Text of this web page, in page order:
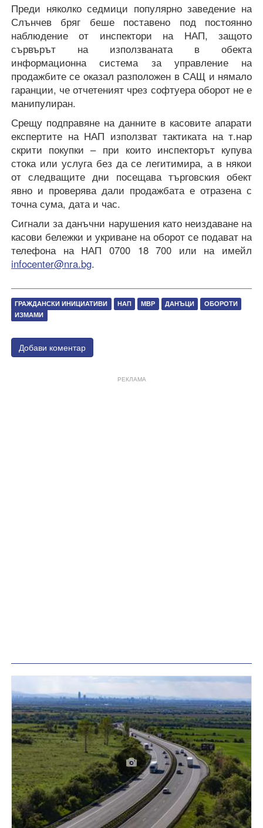
Преди няколко седмици популярно заведение на
Слънчев бряг беше поставено под постоянно
наблюдение от инспектори на НАП, защото
сървърът на използваната в обекта
информационна система за управление на
продажбите се оказал разположен в САЩ и нямало
гаранции, че отчетеният чрез софтуера оборот не е
манипулиран.
Срещу подправяне на данните в касовите апарати
експертите на НАП използват тактиката на т.нар
скрити покупки – при които инспекторът купува
стока или услуга без да се легитимира, а в някои
от следващите дни посещава търговския обект
явно и проверява дали продажбата е отразена с
точна сума, дата и час.
Сигнали за данъчни нарушения като неиздаване на
касови бележки и укриване на оборот се подават на
телефона на НАП 0700 18 700 или на имейл
infocenter@nra.bg.
ГРАЖДАНСКИ ИНИЦИАТИВИ НАП МВР ДАНЪЦИ
ОБОРОТИ
ИЗМАМИ
Добави коментар
РЕКЛАМА